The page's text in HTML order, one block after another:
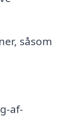
såsom
af-